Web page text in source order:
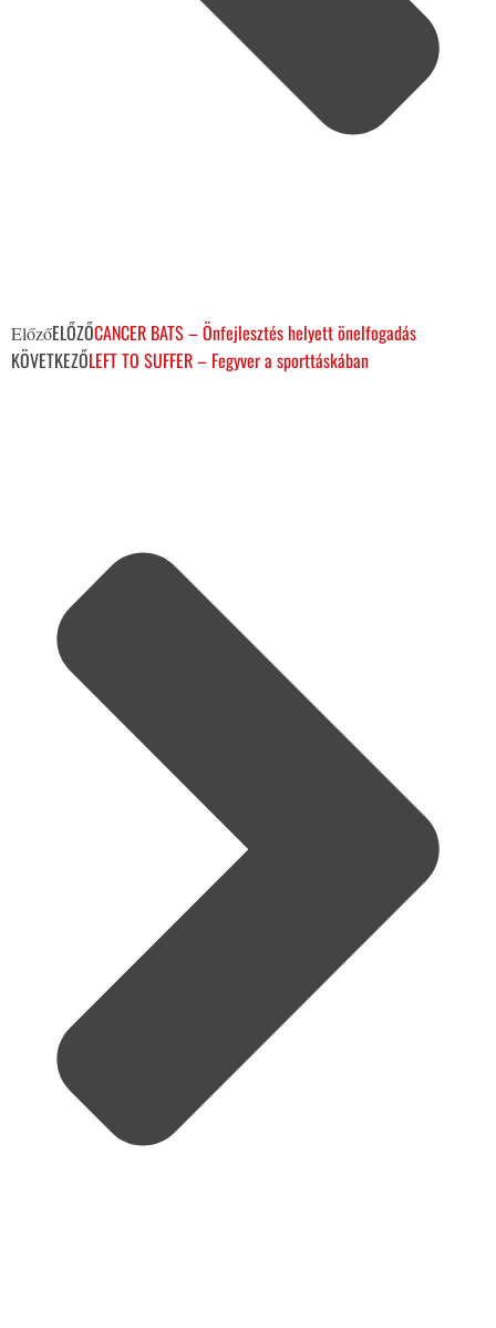
ElőzőELŐZŐCANCER BATS – Önfejlesztés helyett önelfogadás
KÖVETKEZŐLEFT TO SUFFER – Fegyver a sporttáskában